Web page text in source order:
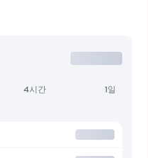
4시간 1일